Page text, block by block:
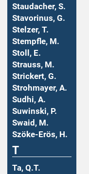
Staudacher, S.
Stavorinus, G.
Stelzer, T.
Stempfle, M.
Stoll, E.
Strauss, M.
Strickert, G.
Strohmayer, A.
Sudhi, A.
Suwinski, P.
Swaid, M.
Szöke-Erös, H.
T
Ta, Q.T.